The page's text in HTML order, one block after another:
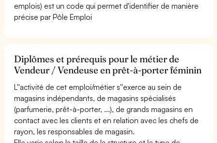
emplois) est un code qui permet d'identifier de manière
précise par Pôle Emploi
Diplômes et prérequis pour le métier de
Vendeur / Vendeuse en prêt-à-porter féminin
L''activité de cet emploi/métier s''exerce au sein de
magasins indépendants, de magasins spécialisés
(parfumerie, prêt-à-porter, ...), de grands magasins en
contact avec les clients et en relation avec les chefs de
rayon, les responsables de magasin.